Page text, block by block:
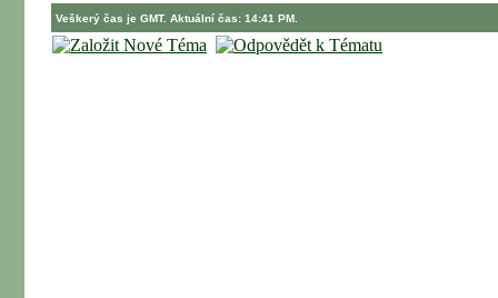
Veškerý čas je GMT. Aktuální čas: 14:41 PM.